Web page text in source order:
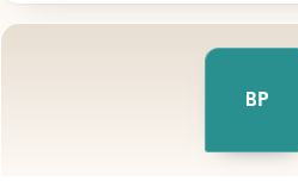
BP